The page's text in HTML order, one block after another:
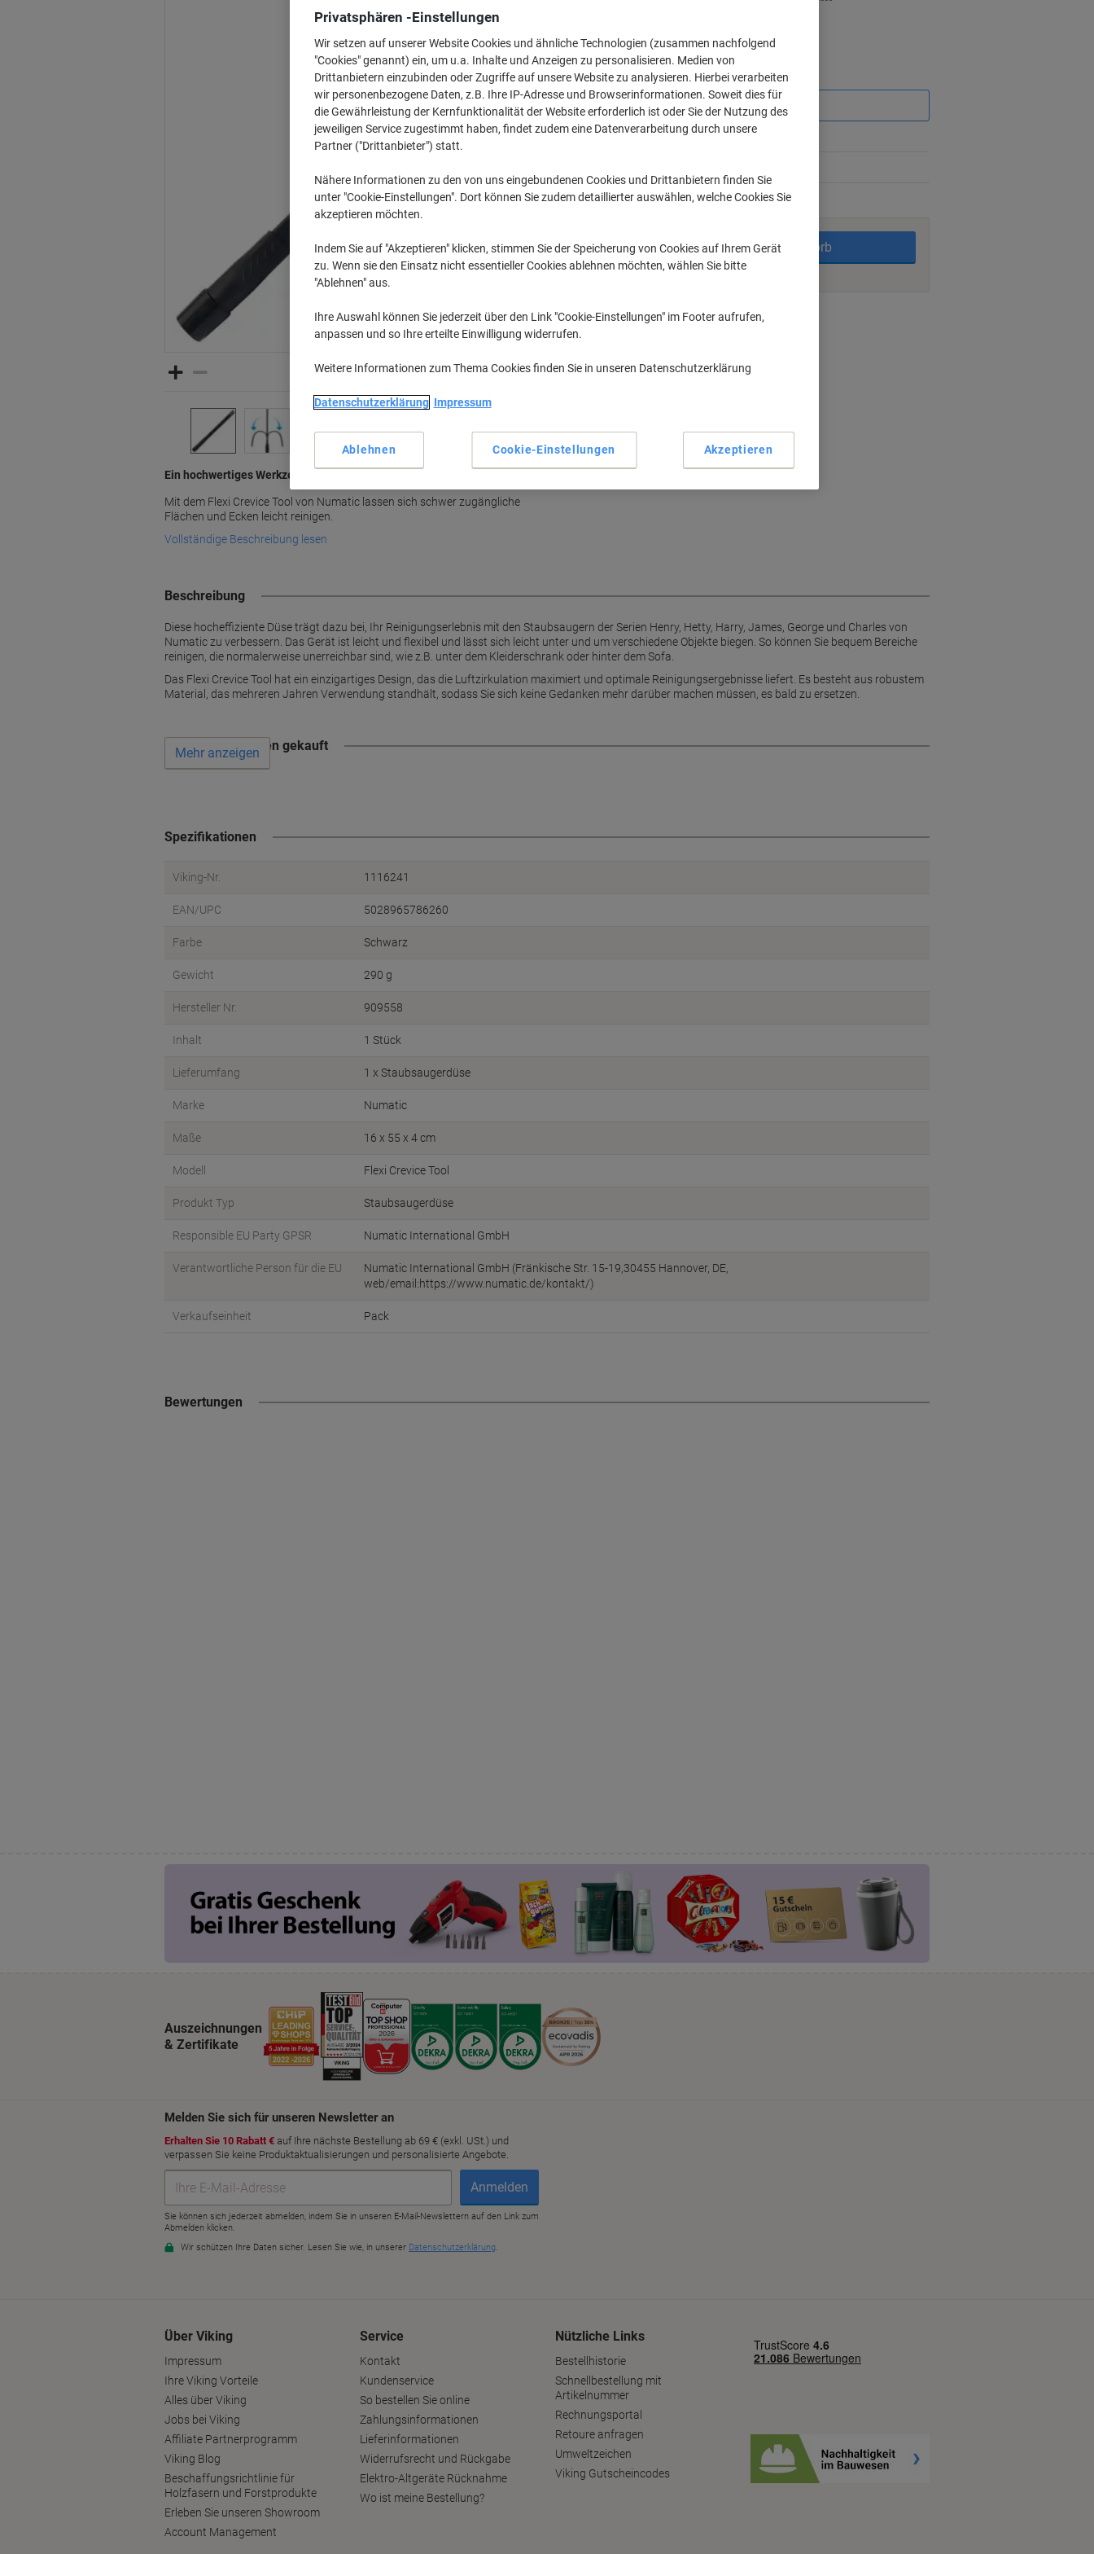
Ein hochwertiges Werkzeug mit langer Lebensdauer
Mit dem Flexi Crevice Tool von Numatic lassen sich schwer zugängliche
Flächen und Ecken leicht reinigen.
Vollständige Beschreibung lesen
Menge exkl. USt
1 Pack 26,79 €
2Pack 25,79 € -3%
Aktuell verfügbar Lieferung 2-3 Werktage
In den Warenkorb
Zu einer Liste
Lieferinformationen Zahlungsmöglichkeiten
Effiziente Reinigungsergebnisse
Mehr anzeigen
Beschreibung
Diese hocheffiziente Düse trägt dazu bei, Ihr Reinigungserlebnis mit den Staubsaugern der Serien Henry, Hetty, Harry, James, George und Charles von
Numatic zu verbessern. Das Gerät ist leicht und flexibel und lässt sich leicht unter und um verschiedene Objekte biegen. So können Sie bequem Bereiche
reinigen, die normalerweise unerreichbar sind, wie z.B. unter dem Kleiderschrank oder hinter dem Sofa.
Das Flexi Crevice Tool hat ein einzigartiges Design, das die Luftzirkulation maximiert und optimale Reinigungsergebnisse liefert. Es besteht aus robustem
Material, das mehreren Jahren Verwendung standhält, sodass Sie sich keine Gedanken mehr darüber machen müssen, es bald zu ersetzen.
Wird oft zusammen gekauft
Mehr anzeigen
Spezifikationen
Viking-Nr. 1116241
EAN/UPC 5028965786260
Farbe Schwarz
Gewicht 290 g
Hersteller Nr. 909558
Inhalt 1 Stück
Lieferumfang 1 x Staubsaugerdüse
Marke Numatic
Maße 16 x 55 x 4 cm
Modell Flexi Crevice Tool
Produkt Typ Staubsaugerdüse
Responsible EU Party GPSR Numatic International GmbH
Verantwortliche Person für die EU
Numatic International GmbH (Fränkische Str. 15-19,30455 Hannover, DE,
web/email:https://www.numatic.de/kontakt/)
Verkaufseinheit Pack
Bewertungen
Auszeichnungen
& Zertifikate
Über Viking
Impressum
Ihre Viking Vorteile
Alles über Viking
Jobs bei Viking
Affiliate Partnerprogramm
Viking Blog
Beschaffungsrichtlinie für
Holzfasern und Forstprodukte
Erleben Sie unseren Showroom
Account Management
Service
Kontakt
Kundenservice
So bestellen Sie online
Zahlungsinformationen
Lieferinformationen
Widerrufsrecht und Rückgabe
Elektro-Altgeräte Rücknahme
Wo ist meine Bestellung?
Nützliche Links
Bestellhistorie
Schnellbestellung mit
Artikelnummer
Rechnungsportal
Retoure anfragen
Umweltzeichen
Viking Gutscheincodes
Privatsphären -Einstellungen
Wir setzen auf unserer Website Cookies und ähnliche Technologien (zusammen nachfolgend
"Cookies" genannt) ein, um u.a. Inhalte und Anzeigen zu personalisieren. Medien von
Drittanbietern einzubinden oder Zugriffe auf unsere Website zu analysieren. Hierbei verarbeiten
wir personenbezogene Daten, z.B. Ihre IP-Adresse und Browserinformationen. Soweit dies für
die Gewährleistung der Kernfunktionalität der Website erforderlich ist oder Sie der Nutzung des
jeweiligen Service zugestimmt haben, findet zudem eine Datenverarbeitung durch unsere
Partner ("Drittanbieter") statt.
Nähere Informationen zu den von uns eingebundenen Cookies und Drittanbietern finden Sie
unter "Cookie-Einstellungen". Dort können Sie zudem detaillierter auswählen, welche Cookies Sie
akzeptieren möchten.
Indem Sie auf "Akzeptieren" klicken, stimmen Sie der Speicherung von Cookies auf Ihrem Gerät
zu. Wenn sie den Einsatz nicht essentieller Cookies ablehnen möchten, wählen Sie bitte
"Ablehnen" aus.
Ihre Auswahl können Sie jederzeit über den Link "Cookie-Einstellungen" im Footer aufrufen,
anpassen und so Ihre erteilte Einwilligung widerrufen.
Weitere Informationen zum Thema Cookies finden Sie in unseren Datenschutzerklärung
Datenschutzerklärung Impressum
Cookie-Einstellungen
Ablehnen Akzeptieren